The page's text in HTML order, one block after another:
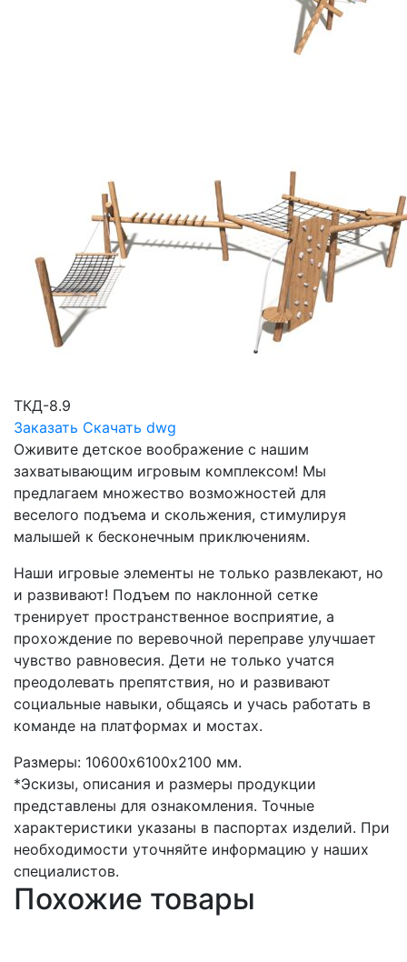
ТКД-8.9
Заказать Скачать dwg
Оживите детское воображение с нашим
захватывающим игровым комплексом! Мы
предлагаем множество возможностей для
веселого подъема и скольжения, стимулируя
малышей к бесконечным приключениям.
Наши игровые элементы не только развлекают, но
и развивают! Подъем по наклонной сетке
тренирует пространственное восприятие, а
прохождение по веревочной переправе улучшает
чувство равновесия. Дети не только учатся
преодолевать препятствия, но и развивают
социальные навыки, общаясь и учась работать в
команде на платформах и мостах.
Размеры: 10600х6100х2100 мм.
*Эскизы, описания и размеры продукции
представлены для ознакомления. Точные
характеристики указаны в паспортах изделий. При
необходимости уточняйте информацию у наших
специалистов.
Похожие товары